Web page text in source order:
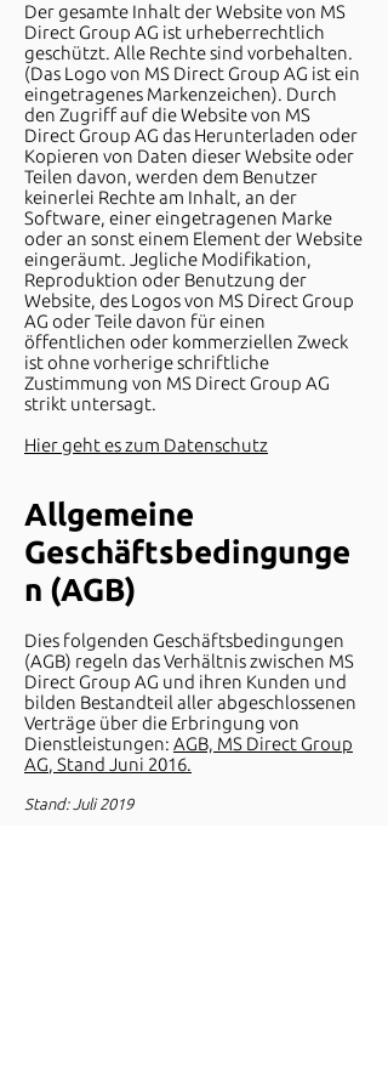
Der gesamte Inhalt der Website von MS
Direct Group AG ist urheberrechtlich
geschützt. Alle Rechte sind vorbehalten.
(Das Logo von MS Direct Group AG ist ein
eingetragenes Markenzeichen). Durch
den Zugriff auf die Website von MS
Direct Group AG das Herunterladen oder
Kopieren von Daten dieser Website oder
Teilen davon, werden dem Benutzer
keinerlei Rechte am Inhalt, an der
Software, einer eingetragenen Marke
oder an sonst einem Element der Website
eingeräumt. Jegliche Modifikation,
Reproduktion oder Benutzung der
Website, des Logos von MS Direct Group
AG oder Teile davon für einen
öffentlichen oder kommerziellen Zweck
ist ohne vorherige schriftliche
Zustimmung von MS Direct Group AG
strikt untersagt.
Hier geht es zum Datenschutz
Allgemeine
Geschäftsbedingunge
n (AGB)
Dies folgenden Geschäftsbedingungen
(AGB) regeln das Verhältnis zwischen MS
Direct Group AG und ihren Kunden und
bilden Bestandteil aller abgeschlossenen
Verträge über die Erbringung von
Dienstleistungen: AGB, MS Direct Group
AG, Stand Juni 2016.
Stand: Juli 2019